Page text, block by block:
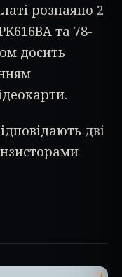
розпаяно 2
та 78-
досить
дві